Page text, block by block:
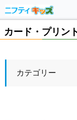
カード・プリン
カテゴリー